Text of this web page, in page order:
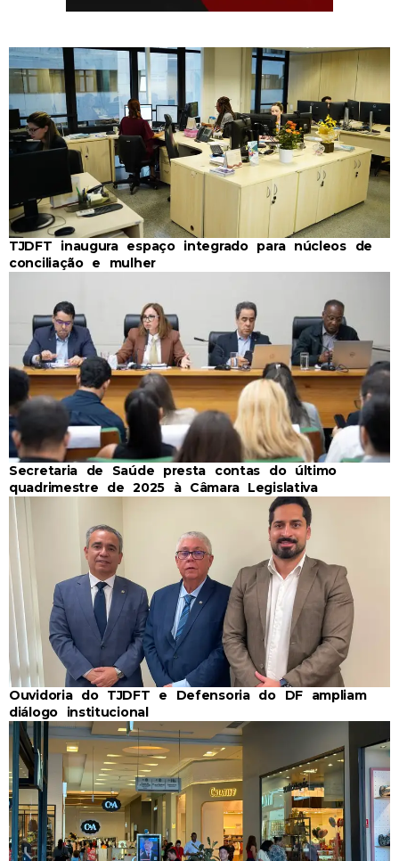
TJDFT inaugura espaço integrado para núcleos de
conciliação e mulher
Secretaria de Saúde presta contas do último
quadrimestre de 2025 à Câmara Legislativa
Ouvidoria do TJDFT e Defensoria do DF ampliam
diálogo institucional